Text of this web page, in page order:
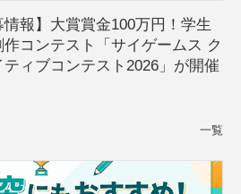
情報】大賞賞金100万円！学生
作コンテスト「サイゲームス ク
ティブコンテスト2026」が開催
一覧